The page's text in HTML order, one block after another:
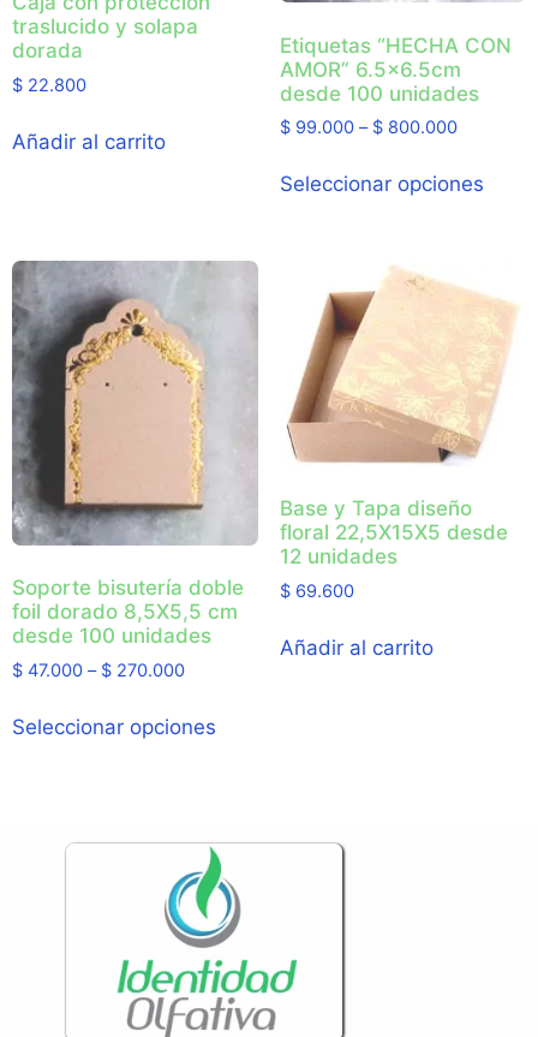
traslucido y solapa
dorada
$ 22.800
Añadir al carrito
Etiquetas “HECHA CON
AMOR” 6.5×6.5cm
desde 100 unidades
$99.000– $800.000
Seleccionar opciones
Soporte bisutería doble
foil dorado 8,5X5,5 cm
desde 100 unidades
$ 47.000 – $ 270.000
Seleccionar opciones
Base y Tapa diseño
floral 22,5X15X5 desde
12 unidades
$69.600
Añadir al carrito